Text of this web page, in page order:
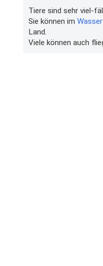
Tiere sind sehr viel-
Sie können im Wasser
Land.
Viele können auch